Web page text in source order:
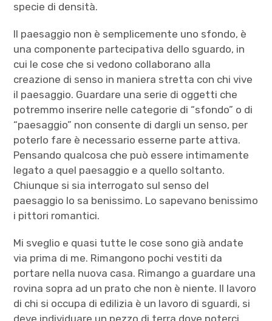
specie di densità.
Il paesaggio non è semplicemente uno sfondo, è
una componente partecipativa dello sguardo, in
cui le cose che si vedono collaborano alla
creazione di senso in maniera stretta con chi vive
il paesaggio. Guardare una serie di oggetti che
potremmo inserire nelle categorie di “sfondo” o di
“paesaggio” non consente di dargli un senso, per
poterlo fare è necessario esserne parte attiva.
Pensando qualcosa che può essere intimamente
legato a quel paesaggio e a quello soltanto.
Chiunque si sia interrogato sul senso del
paesaggio lo sa benissimo. Lo sapevano benissimo
i pittori romantici.
Mi sveglio e quasi tutte le cose sono già andate
via prima di me. Rimangono pochi vestiti da
portare nella nuova casa. Rimango a guardare una
rovina sopra ad un prato che non è niente. Il lavoro
di chi si occupa di edilizia è un lavoro di sguardi, si